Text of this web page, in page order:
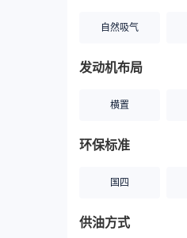
自然吸气
发动机布局
横置
环保标准
国四
供油方式